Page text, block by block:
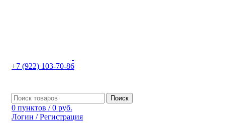
+7 (922) 103-70-86
Поиск
0 пунктов / 0 руб.
Логин / Регистрация